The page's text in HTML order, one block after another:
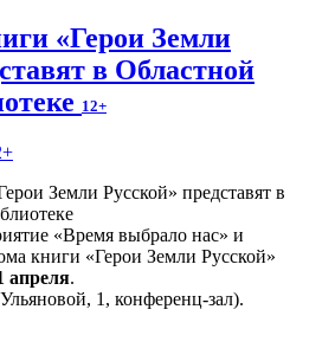
«Герои Земли
в Областной
12+
«Время выбрало нас» и
книги «Герои Земли Русской»
апреля.
1, конференц-зал).